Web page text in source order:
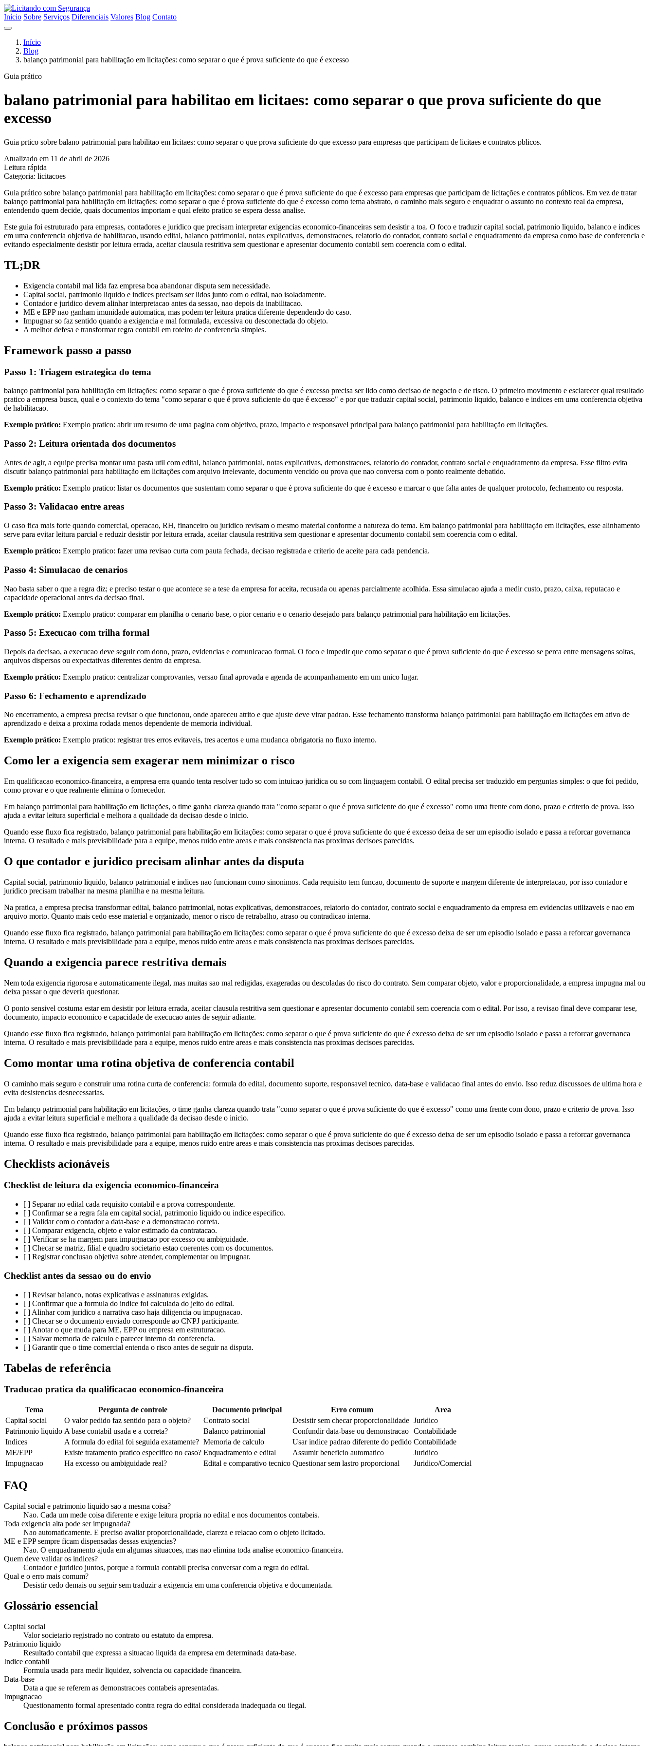
Início Sobre Serviços Diferenciais Valores Blog Contato
Início
Blog
balanço patrimonial para habilitação em licitações: como separar o que é prova suficiente do que é excesso
Guia prático
balano patrimonial para habilitao em licitaes: como separar o que prova suficiente do que
excesso
Guia prtico sobre balano patrimonial para habilitao em licitaes: como separar o que prova suficiente do que excesso para empresas que participam de licitaes e contratos pblicos.
Atualizado em 11 de abril de 2026
Leitura rápida
Categoria: licitacoes
Guia prático sobre balanço patrimonial para habilitação em licitações: como separar o que é prova suficiente do que é excesso para empresas que participam de licitações e contratos públicos. Em vez de tratar
balanço patrimonial para habilitação em licitações: como separar o que é prova suficiente do que é excesso como tema abstrato, o caminho mais seguro e enquadrar o assunto no contexto real da empresa,
entendendo quem decide, quais documentos importam e qual efeito pratico se espera dessa analise.
Este guia foi estruturado para empresas, contadores e juridico que precisam interpretar exigencias economico-financeiras sem desistir a toa. O foco e traduzir capital social, patrimonio liquido, balanco e indices
em uma conferencia objetiva de habilitacao, usando edital, balanco patrimonial, notas explicativas, demonstracoes, relatorio do contador, contrato social e enquadramento da empresa como base de conferencia e
evitando especialmente desistir por leitura errada, aceitar clausula restritiva sem questionar e apresentar documento contabil sem coerencia com o edital.
TL;DR
Exigencia contabil mal lida faz empresa boa abandonar disputa sem necessidade.
Capital social, patrimonio liquido e indices precisam ser lidos junto com o edital, nao isoladamente.
Contador e juridico devem alinhar interpretacao antes da sessao, nao depois da inabilitacao.
ME e EPP nao ganham imunidade automatica, mas podem ter leitura pratica diferente dependendo do caso.
Impugnar so faz sentido quando a exigencia e mal formulada, excessiva ou desconectada do objeto.
A melhor defesa e transformar regra contabil em roteiro de conferencia simples.
Framework passo a passo
Passo 1: Triagem estrategica do tema
balanço patrimonial para habilitação em licitações: como separar o que é prova suficiente do que é excesso precisa ser lido como decisao de negocio e de risco. O primeiro movimento e esclarecer qual resultado
pratico a empresa busca, qual e o contexto do tema "como separar o que é prova suficiente do que é excesso" e por que traduzir capital social, patrimonio liquido, balanco e indices em uma conferencia objetiva
de habilitacao.
Exemplo prático: Exemplo pratico: abrir um resumo de uma pagina com objetivo, prazo, impacto e responsavel principal para balanço patrimonial para habilitação em licitações.
Passo 2: Leitura orientada dos documentos
Antes de agir, a equipe precisa montar uma pasta util com edital, balanco patrimonial, notas explicativas, demonstracoes, relatorio do contador, contrato social e enquadramento da empresa. Esse filtro evita
discutir balanço patrimonial para habilitação em licitações com arquivo irrelevante, documento vencido ou prova que nao conversa com o ponto realmente debatido.
Exemplo prático: Exemplo pratico: listar os documentos que sustentam como separar o que é prova suficiente do que é excesso e marcar o que falta antes de qualquer protocolo, fechamento ou resposta.
Passo 3: Validacao entre areas
O caso fica mais forte quando comercial, operacao, RH, financeiro ou juridico revisam o mesmo material conforme a natureza do tema. Em balanço patrimonial para habilitação em licitações, esse alinhamento
serve para evitar leitura parcial e reduzir desistir por leitura errada, aceitar clausula restritiva sem questionar e apresentar documento contabil sem coerencia com o edital.
Exemplo prático: Exemplo pratico: fazer uma revisao curta com pauta fechada, decisao registrada e criterio de aceite para cada pendencia.
Passo 4: Simulacao de cenarios
Nao basta saber o que a regra diz; e preciso testar o que acontece se a tese da empresa for aceita, recusada ou apenas parcialmente acolhida. Essa simulacao ajuda a medir custo, prazo, caixa, reputacao e
capacidade operacional antes da decisao final.
Exemplo prático: Exemplo pratico: comparar em planilha o cenario base, o pior cenario e o cenario desejado para balanço patrimonial para habilitação em licitações.
Passo 5: Execucao com trilha formal
Depois da decisao, a execucao deve seguir com dono, prazo, evidencias e comunicacao formal. O foco e impedir que como separar o que é prova suficiente do que é excesso se perca entre mensagens soltas,
arquivos dispersos ou expectativas diferentes dentro da empresa.
Exemplo prático: Exemplo pratico: centralizar comprovantes, versao final aprovada e agenda de acompanhamento em um unico lugar.
Passo 6: Fechamento e aprendizado
No encerramento, a empresa precisa revisar o que funcionou, onde apareceu atrito e que ajuste deve virar padrao. Esse fechamento transforma balanço patrimonial para habilitação em licitações em ativo de
aprendizado e deixa a proxima rodada menos dependente de memoria individual.
Exemplo prático: Exemplo pratico: registrar tres erros evitaveis, tres acertos e uma mudanca obrigatoria no fluxo interno.
Como ler a exigencia sem exagerar nem minimizar o risco
Em qualificacao economico-financeira, a empresa erra quando tenta resolver tudo so com intuicao juridica ou so com linguagem contabil. O edital precisa ser traduzido em perguntas simples: o que foi pedido,
como provar e o que realmente elimina o fornecedor.
Em balanço patrimonial para habilitação em licitações, o time ganha clareza quando trata "como separar o que é prova suficiente do que é excesso" como uma frente com dono, prazo e criterio de prova. Isso
ajuda a evitar leitura superficial e melhora a qualidade da decisao desde o inicio.
Quando esse fluxo fica registrado, balanço patrimonial para habilitação em licitações: como separar o que é prova suficiente do que é excesso deixa de ser um episodio isolado e passa a reforcar governanca
interna. O resultado e mais previsibilidade para a equipe, menos ruido entre areas e mais consistencia nas proximas decisoes parecidas.
O que contador e juridico precisam alinhar antes da disputa
Capital social, patrimonio liquido, balanco patrimonial e indices nao funcionam como sinonimos. Cada requisito tem funcao, documento de suporte e margem diferente de interpretacao, por isso contador e
juridico precisam trabalhar na mesma planilha e na mesma leitura.
Na pratica, a empresa precisa transformar edital, balanco patrimonial, notas explicativas, demonstracoes, relatorio do contador, contrato social e enquadramento da empresa em evidencias utilizaveis e nao em
arquivo morto. Quanto mais cedo esse material e organizado, menor o risco de retrabalho, atraso ou contradicao interna.
Quando esse fluxo fica registrado, balanço patrimonial para habilitação em licitações: como separar o que é prova suficiente do que é excesso deixa de ser um episodio isolado e passa a reforcar governanca
interna. O resultado e mais previsibilidade para a equipe, menos ruido entre areas e mais consistencia nas proximas decisoes parecidas.
Quando a exigencia parece restritiva demais
Nem toda exigencia rigorosa e automaticamente ilegal, mas muitas sao mal redigidas, exageradas ou descoladas do risco do contrato. Sem comparar objeto, valor e proporcionalidade, a empresa impugna mal ou
deixa passar o que deveria questionar.
O ponto sensivel costuma estar em desistir por leitura errada, aceitar clausula restritiva sem questionar e apresentar documento contabil sem coerencia com o edital. Por isso, a revisao final deve comparar tese,
documento, impacto economico e capacidade de execucao antes de seguir adiante.
Quando esse fluxo fica registrado, balanço patrimonial para habilitação em licitações: como separar o que é prova suficiente do que é excesso deixa de ser um episodio isolado e passa a reforcar governanca
interna. O resultado e mais previsibilidade para a equipe, menos ruido entre areas e mais consistencia nas proximas decisoes parecidas.
Como montar uma rotina objetiva de conferencia contabil
O caminho mais seguro e construir uma rotina curta de conferencia: formula do edital, documento suporte, responsavel tecnico, data-base e validacao final antes do envio. Isso reduz discussoes de ultima hora e
evita desistencias desnecessarias.
Em balanço patrimonial para habilitação em licitações, o time ganha clareza quando trata "como separar o que é prova suficiente do que é excesso" como uma frente com dono, prazo e criterio de prova. Isso
ajuda a evitar leitura superficial e melhora a qualidade da decisao desde o inicio.
Quando esse fluxo fica registrado, balanço patrimonial para habilitação em licitações: como separar o que é prova suficiente do que é excesso deixa de ser um episodio isolado e passa a reforcar governanca
interna. O resultado e mais previsibilidade para a equipe, menos ruido entre areas e mais consistencia nas proximas decisoes parecidas.
Checklists acionáveis
Checklist de leitura da exigencia economico-financeira
[ ] Separar no edital cada requisito contabil e a prova correspondente.
[ ] Confirmar se a regra fala em capital social, patrimonio liquido ou indice especifico.
[ ] Validar com o contador a data-base e a demonstracao correta.
[ ] Comparar exigencia, objeto e valor estimado da contratacao.
[ ] Verificar se ha margem para impugnacao por excesso ou ambiguidade.
[ ] Checar se matriz, filial e quadro societario estao coerentes com os documentos.
[ ] Registrar conclusao objetiva sobre atender, complementar ou impugnar.
Checklist antes da sessao ou do envio
[ ] Revisar balanco, notas explicativas e assinaturas exigidas.
[ ] Confirmar que a formula do indice foi calculada do jeito do edital.
[ ] Alinhar com juridico a narrativa caso haja diligencia ou impugnacao.
[ ] Checar se o documento enviado corresponde ao CNPJ participante.
[ ] Anotar o que muda para ME, EPP ou empresa em estruturacao.
[ ] Salvar memoria de calculo e parecer interno da conferencia.
[ ] Garantir que o time comercial entenda o risco antes de seguir na disputa.
Tabelas de referência
Traducao pratica da qualificacao economico-financeira
Tema Pergunta de controle Documento principal Erro comum
Area
Capital social
O valor pedido faz sentido para o objeto? Contrato social Desistir sem checar proporcionalidade Juridico
Patrimonio liquido A base contabil usada e a correta? Balanco patrimonial Confundir data-base ou demonstracao Contabilidade
Indices
A formula do edital foi seguida exatamente? Memoria de calculo Usar indice padrao diferente do pedido Contabilidade
ME/EPP
Existe tratamento pratico especifico no caso? Enquadramento e edital Assumir beneficio automatico
Juridico
Impugnacao
Ha excesso ou ambiguidade real? Edital e comparativo tecnico Questionar sem lastro proporcional Juridico/Comercial
FAQ
Capital social e patrimonio liquido sao a mesma coisa?
Nao. Cada um mede coisa diferente e exige leitura propria no edital e nos documentos contabeis.
Toda exigencia alta pode ser impugnada?
Nao automaticamente. E preciso avaliar proporcionalidade, clareza e relacao com o objeto licitado.
ME e EPP sempre ficam dispensadas dessas exigencias?
Nao. O enquadramento ajuda em algumas situacoes, mas nao elimina toda analise economico-financeira.
Quem deve validar os indices?
Contador e juridico juntos, porque a formula contabil precisa conversar com a regra do edital.
Qual e o erro mais comum?
Desistir cedo demais ou seguir sem traduzir a exigencia em uma conferencia objetiva e documentada.
Glossário essencial
Capital social
Valor societario registrado no contrato ou estatuto da empresa.
Patrimonio liquido
Resultado contabil que expressa a situacao liquida da empresa em determinada data-base.
Indice contabil
Formula usada para medir liquidez, solvencia ou capacidade financeira.
Data-base
Data a que se referem as demonstracoes contabeis apresentadas.
Impugnacao
Questionamento formal apresentado contra regra do edital considerada inadequada ou ilegal.
Conclusão e próximos passos